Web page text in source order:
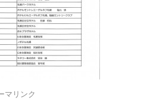
マリンク